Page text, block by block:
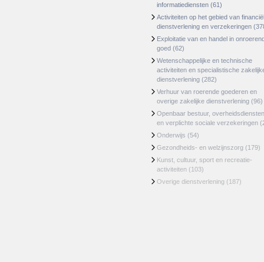
informatiediensten (61)
Activiteiten op het gebied van
dienstverlening en verzekeringen
Exploitatie van en handel in
goed (62)
Wetenschappelijke en technische
activiteiten en specialistische
dienstverlening (282)
Verhuur van roerende goederen en
overige zakelijke dienstverlening (96)
Openbaar bestuur, overheidsdiensten
en verplichte sociale verzekeringen
Onderwijs (54)
Gezondheids- en welzijnszorg (179)
Kunst, cultuur, sport en recreatie-
activiteiten (103)
Overige dienstverlening (187)